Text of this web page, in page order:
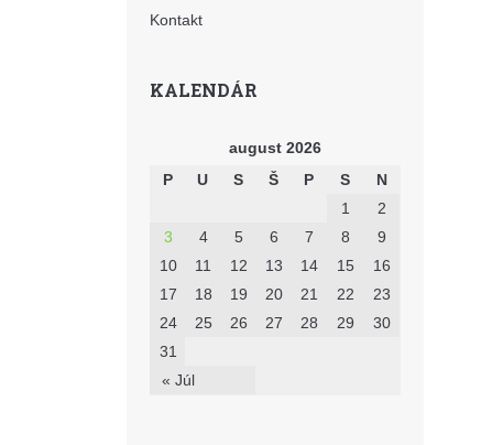
Kontakt
KALENDÁR
august 2026
P
U S Š P S N
« Júl
1
2
3
4 5 6 7 8
9
10
11 12 13 14 15
16
17
18 19 20 21 22
23
24
25 26 27 28 29
30
31